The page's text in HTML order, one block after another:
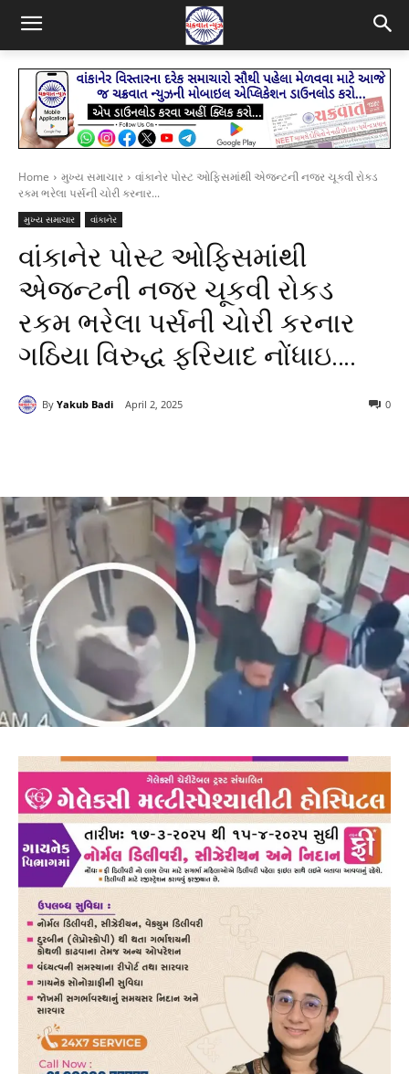
Home મુખ્ય સમાચાર
વાંકાનેર પોસ્ટ ઓફિસમાંથી એજન્ટની નજર ચૂકવી રોકડ
રકમ ભરેલા પર્સની ચોરી કરનાર...
મુખ્ય સમાચાર વાંકાનેર
વાંકાનેર પોસ્ટ ઓફિસમાંથી
એજન્ટની નજર ચૂકવી રોકડ
રકમ ભરેલા પર્સની ચોરી કરનાર
ગઠિયા વિરુદ્ધ ફરિયાદ નોંધાઇ….
By Yakub Badi April 2, 2025 0